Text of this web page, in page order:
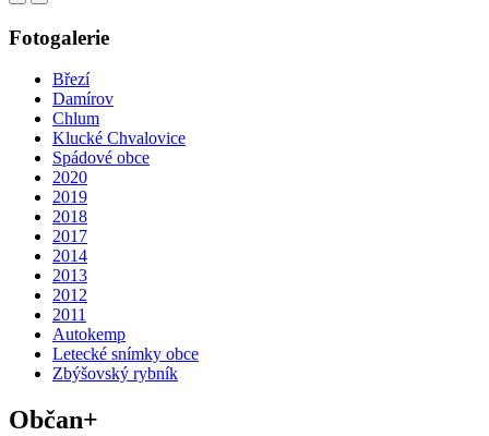
Fotogalerie
Březí
Damírov
Chlum
Klucké Chvalovice
Spádové obce
2020
2019
2018
2017
2014
2013
2012
2011
Autokemp
Letecké snímky obce
Zbýšovský rybník
Občan+